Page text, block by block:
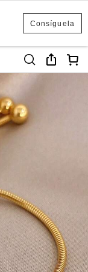
Consíguela